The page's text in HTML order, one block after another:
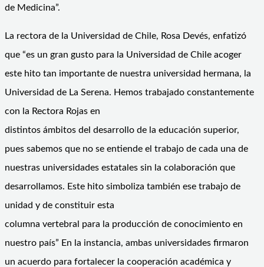
de Medicina”.
La rectora de la Universidad de Chile, Rosa Devés, enfatizó
que “es un gran gusto para la Universidad de Chile acoger
este hito tan importante de nuestra universidad hermana, la
Universidad de La Serena. Hemos trabajado constantemente
con la Rectora Rojas en
distintos ámbitos del desarrollo de la educación superior,
pues sabemos que no se entiende el trabajo de cada una de
nuestras universidades estatales sin la colaboración que
desarrollamos. Este hito simboliza también ese trabajo de
unidad y de constituir esta
columna vertebral para la producción de conocimiento en
nuestro país” En la instancia, ambas universidades firmaron
un acuerdo para fortalecer la cooperación académica y